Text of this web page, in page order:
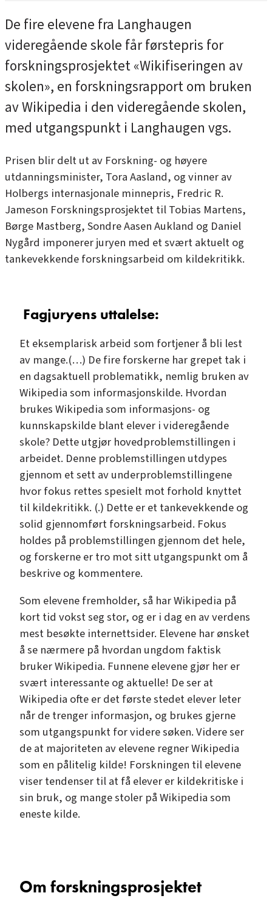
De fire elevene fra Langhaugen
videregående skole får førstepris for
forskningsprosjektet«Wikifiseringen av
skolen», en forskningsrapport om bruken
av Wikipedia i den videregående skolen,
med utgangspunkt i Langhaugen vgs.
Prisen blir delt ut av Forskning- og høyere
utdanningsminister, Tora Aasland, og vinner av
Holbergs internasjonale minnepris, Fredric R.
Jameson Forskningsprosjektet til Tobias Martens,
Børge Mastberg, Sondre Aasen Aukland og Daniel
Nygård imponerer juryen med et svært aktuelt og
tankevekkende forskningsarbeid om kildekritikk.
Fagjuryens uttalelse:
Et eksemplarisk arbeid som fortjener å bli lest
av mange.(…) De fire forskerne har grepet tak i
en dagsaktuell problematikk, nemlig bruken av
Wikipedia som informasjonskilde. Hvordan
brukes Wikipedia som informasjons- og
kunnskapskilde blant elever i videregående
skole? Dette utgjør hovedproblemstillingen i
arbeidet. Denne problemstillingen utdypes
gjennom et sett av underproblemstillingene
hvor fokus rettes spesielt mot forhold knyttet
til kildekritikk. (.) Dette er et tankevekkende og
solid gjennomført forskningsarbeid. Fokus
holdes på problemstillingen gjennom det hele,
og forskerne er tro mot sitt utgangspunkt om å
beskrive og kommentere.
Som elevene fremholder, så har Wikipedia på
kort tid vokst seg stor, og er i dag en av verdens
mest besøkte internettsider. Elevene har ønsket
å se nærmere på hvordan ungdom faktisk
bruker Wikipedia. Funnene elevene gjør her er
svært interessante og aktuelle! De ser at
Wikipedia ofte er det første stedet elever leter
når de trenger informasjon, og brukes gjerne
som utgangspunkt for videre søken. Videre ser
de at majoriteten av elevene regner Wikipedia
som en pålitelig kilde! Forskningen til elevene
viser tendenser til at få elever er kildekritiske i
sin bruk, og mange stoler på Wikipedia som
eneste kilde.
Om forskningsprosjektet